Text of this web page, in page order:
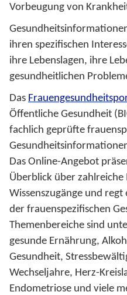
Vorbeugung von
ihren spezifischen
ihre Lebenslagen, ihre
gesundheitlichen
Das
Öffentliche Gesundheit
fachlich geprüfte
Das Online-Angebot
Überblick über
Wissenszugänge und regt
der frauenspezifischen
Themenbereiche sind
gesunde Ernährung,
Gesundheit,
Wechseljahre, Herz-
Endometriose und viele